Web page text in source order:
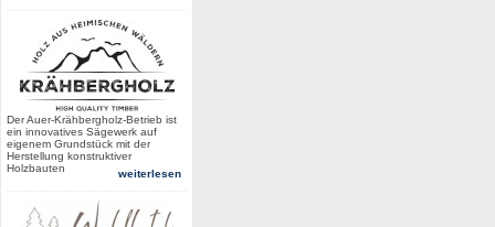
Der Auer-Krähbergholz-Betrieb ist
ein innovatives Sägewerk auf
eigenem Grundstück mit der
Herstellung konstruktiver
Holzbauten
weiterlesen